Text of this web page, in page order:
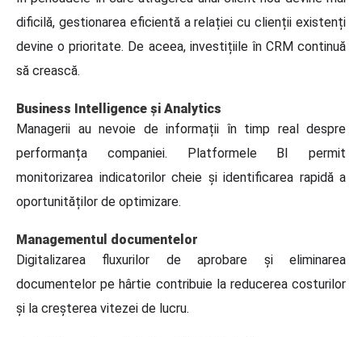
dificilă, gestionarea eficientă a relației cu clienții existenți
devine o prioritate. De aceea, investițiile în CRM continuă
să crească.
Business Intelligence și Analytics
Managerii au nevoie de informații în timp real despre
performanța companiei. Platformele BI permit
monitorizarea indicatorilor cheie și identificarea rapidă a
oportunităților de optimizare.
Managementul documentelor
Digitalizarea fluxurilor de aprobare și eliminarea
documentelor pe hârtie contribuie la reducerea costurilor
și la creșterea vitezei de lucru.